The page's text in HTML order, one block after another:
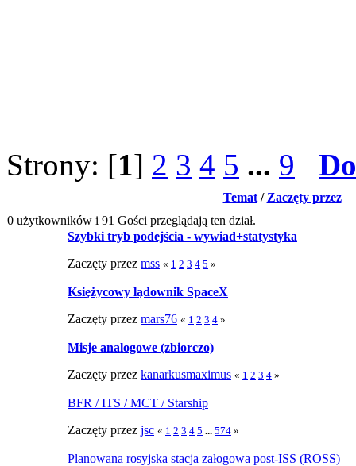
Strony: [1] 2 3 4 5 ... 9
Temat/ Zaczęty przez
0 użytkowników i 91 Gości przeglądają ten dział.
Szybki tryb podejścia - wywiad+statystyka
Zaczęty przez mss « 1 2 3 4 5 »
Księżycowy lądownik SpaceX
Zaczęty przez mars76 « 1 2 3 4 »
Misje analogowe (zbiorczo)
Zaczęty przez kanarkusmaximus « 1 2 3 4 »
BFR / ITS / MCT / Starship
Zaczęty przez jsc « 1 2 3 4 5 ... 574 »
Planowana rosyjska stacja załogowa post-ISS (ROSS)